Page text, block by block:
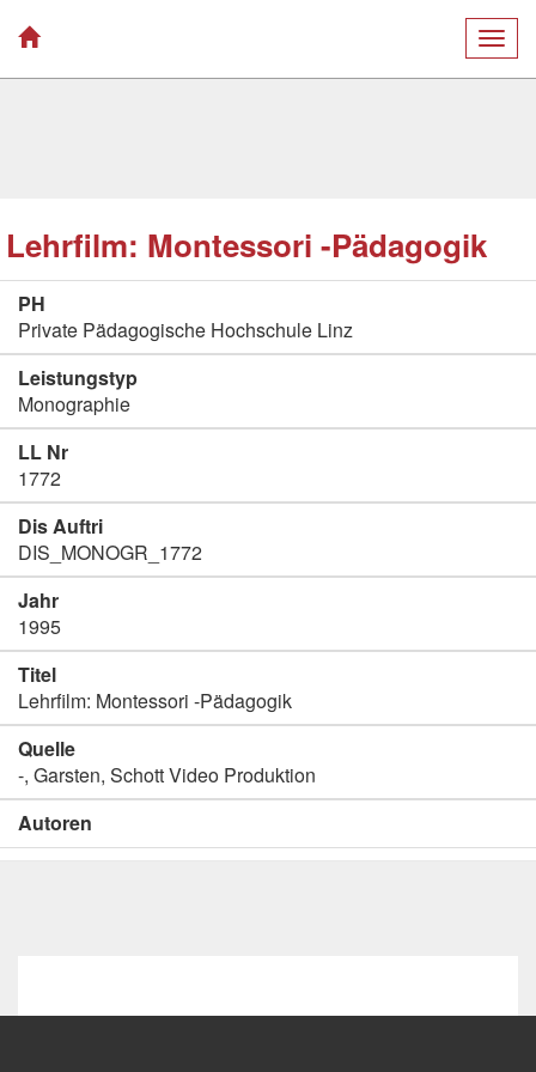
Lehrfilm: Montessori -Pädagogik
PH
Private Pädagogische Hochschule Linz
Leistungstyp
Monographie
LL Nr
1772
Dis Auftri
DIS_MONOGR_1772
Jahr
1995
Titel
Lehrfilm: Montessori -Pädagogik
Quelle
-, Garsten, Schott Video Produktion
Autoren